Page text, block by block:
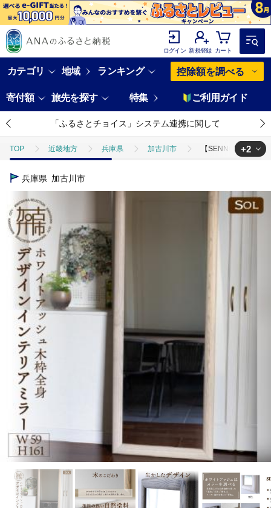
ログイン 新規登録 カート
カテゴリ 地域 ランキング 控除額を調べる
寄付額 旅先を探す 特集 ご利用ガイド
「ふるさとチョイス」システム連携に関して
TOP 近畿地方 兵庫県 加古川市 【SENNOKI】SOL
TOP
【SENNOKI】SOLソ
+2
兵庫県 加古川市